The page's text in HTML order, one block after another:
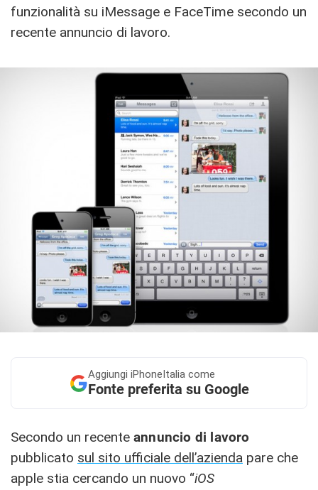
funzionalità su iMessage e FaceTime secondo un
recente annuncio di lavoro.
Aggiungi iPhoneItalia come
Fonte preferita su Google
Secondo un recente annuncio di lavoro
pubblicato sul sito ufficiale dell’azienda pare che
apple stia cercando un nuovo “iOS